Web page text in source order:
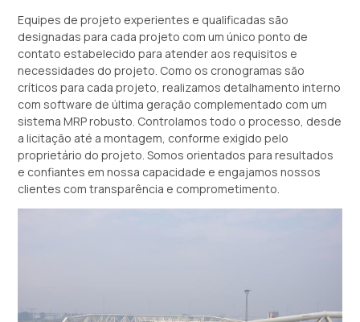
Equipes de projeto experientes e qualificadas são
designadas para cada projeto com um único ponto de
contato estabelecido para atender aos requisitos e
necessidades do projeto. Como os cronogramas são
críticos para cada projeto, realizamos detalhamento interno
com software de última geração complementado com um
sistema MRP robusto. Controlamos todo o processo, desde
a licitação até a montagem, conforme exigido pelo
proprietário do projeto. Somos orientados para resultados
e confiantes em nossa capacidade e engajamos nossos
clientes com transparência e comprometimento.